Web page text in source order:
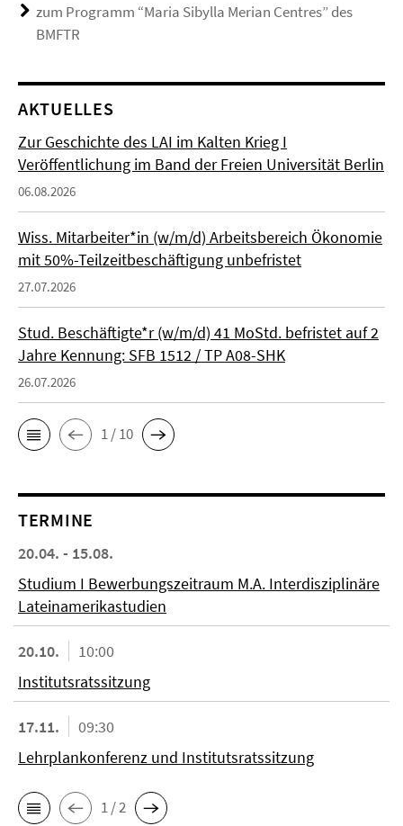
zum Programm “Maria Sibylla Merian Centres” des
BMFTR
AKTUELLES
Zur Geschichte des LAI im Kalten Krieg I
Veröffentlichung im Band der Freien Universität Berlin
06.08.2026
Wiss. Mitarbeiter*in (w/m/d) Arbeitsbereich Ökonomie
mit 50%-Teilzeitbeschäftigung unbefristet
27.07.2026
Stud. Beschäftigte*r (w/m/d) 41 MoStd. befristet auf 2
Jahre Kennung: SFB 1512 / TP A08-SHK
26.07.2026
1 / 10
TERMINE
20.04. - 15.08.
Studium I Bewerbungszeitraum M.A. Interdisziplinäre
Lateinamerikastudien
20.10.
10:00
Institutsratssitzung
17.11.
09:30
Lehrplankonferenz und Institutsratssitzung
1 / 2